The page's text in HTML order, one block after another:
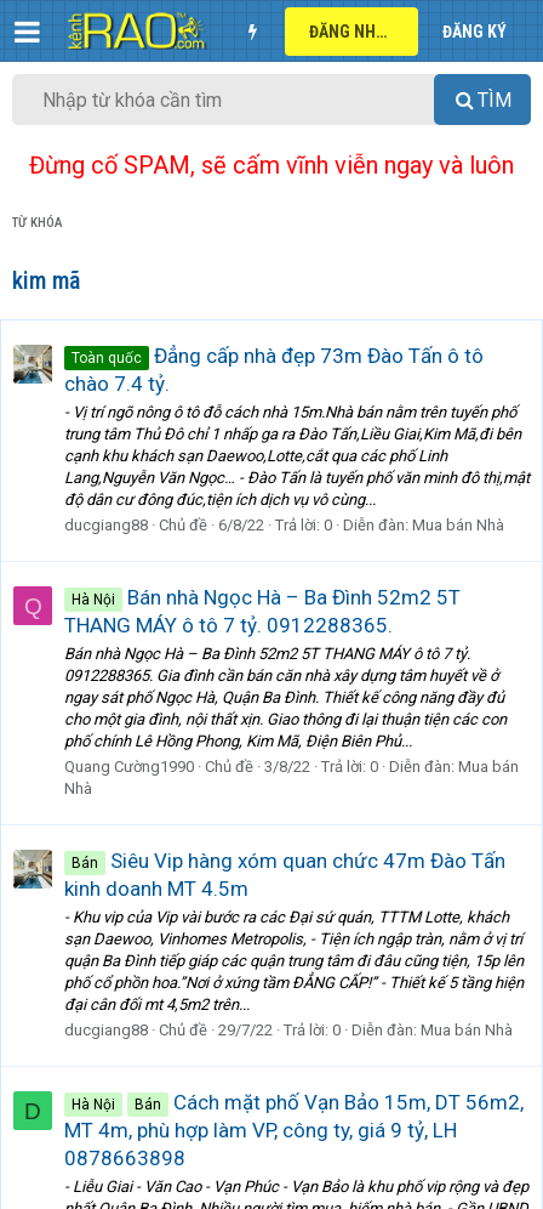
ĐĂNG NHẬP ĐĂNG KÝ
TÌM
Đừng cố SPAM, sẽ cấm vĩnh viễn ngay và luôn
TỪ KHÓA
kim mã
Toàn quốc
Đẳng cấp nhà đẹp 73m Đào Tấn ô tô
chào 7.4 tỷ.
- Vị trí ngõ nông ô tô đỗ cách nhà 15m.Nhà bán nằm trên tuyến phố
trung tâm Thủ Đô chỉ 1 nhấp ga ra Đào Tấn,Liều Giai,Kim Mã,đi bên
cạnh khu khách sạn Daewoo,Lotte,cắt qua các phố Linh
Lang,Nguyễn Văn Ngọc… - Đào Tấn là tuyến phố văn minh đô thị,mật
độ dân cư đông đúc,tiện ích dịch vụ vô cùng...
ducgiang88 Chủ đề 6/8/22 Trả lời: 0 Diễn đàn: Mua bán Nhà
Q Hà Nội
Bán nhà Ngọc Hà – Ba Đình 52m2 5T
THANG MÁY ô tô 7 tỷ. 0912288365.
Bán nhà Ngọc Hà – Ba Đình 52m2 5T THANG MÁY ô tô 7 tỷ.
0912288365. Gia đình cần bán căn nhà xây dựng tâm huyết về ở
ngay sát phố Ngọc Hà, Quận Ba Đình. Thiết kế công năng đầy đủ
cho một gia đình, nội thất xịn. Giao thông đi lại thuận tiện các con
phố chính Lê Hồng Phong, Kim Mã, Điện Biên Phủ...
Quang Cường1990 Chủ đề 3/8/22 Trả lời: 0 Diễn đàn: Mua bán
Nhà
Bán
Siêu Vip hàng xóm quan chức 47m Đào Tấn
kinh doanh MT 4.5m
- Khu vip của Vip vài bước ra các Đại sứ quán, TTTM Lotte, khách
sạn Daewoo, Vinhomes Metropolis, - Tiện ích ngập tràn, nằm ở vị trí
quận Ba Đình tiếp giáp các quận trung tâm đi đâu cũng tiện, 15p lên
phố cổ phồn hoa.”Nơi ở xứng tầm ĐẲNG CẤP!” - Thiết kế 5 tầng hiện
đại cân đối mt 4,5m2 trên...
ducgiang88 Chủ đề 29/7/22 Trả lời: 0 Diễn đàn: Mua bán Nhà
D Hà Nội Bán
Cách mặt phố Vạn Bảo 15m, DT 56m2,
MT 4m, phù hợp làm VP, công ty, giá 9 tỷ, LH
0878663898
- Liễu Giai - Văn Cao - Vạn Phúc - Vạn Bảo là khu phố vip rộng và đẹp